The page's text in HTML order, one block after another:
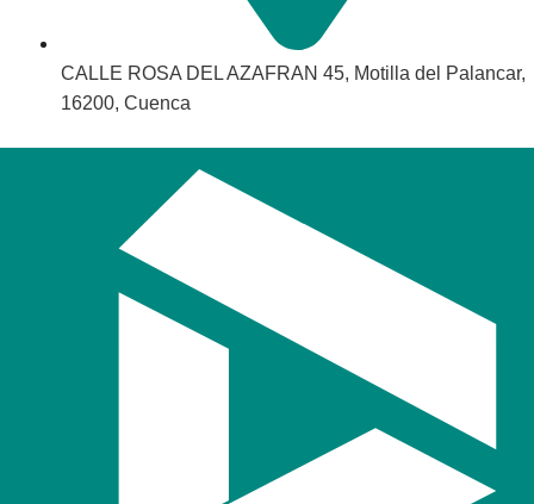
CALLE ROSA DEL AZAFRAN 45, Motilla del Palancar,
16200, Cuenca